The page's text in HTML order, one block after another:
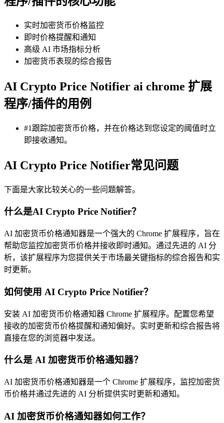
实时加密货币价格监控
即时价格提醒和通知
高级 AI 市场指标分析
加密货币表现的综合报告
AI Crypto Price Notifier ai chrome 扩展
程序/插件的用例
#1跟踪加密货币价格，并在价格达到您设定的阈值时立
即接收通知。
AI Crypto Price Notifier常见问题
下面是大家比较关心的一些问题解答。
什么是AI Crypto Price Notifier？
AI 加密货币价格通知器是一个强大的 Chrome 扩展程序，旨在
帮助您监控加密货币价格并接收即时通知。通过先进的 AI 分
析，该扩展程序为您提供关于市场最关键指标的综合报告和实
时更新。
如何使用 AI Crypto Price Notifier？
安装 AI 加密货币价格通知器 Chrome 扩展程序。配置您希望
接收的加密货币价格提醒和通知偏好。实时更新和综合报告将
直接在您的浏览器中发送。
什么是 AI 加密货币价格通知器？
AI 加密货币价格通知器是一个 Chrome 扩展程序，监控加密货
币价格并通过先进的 AI 分析提供实时更新和通知。
AI 加密货币价格通知器如何工作？